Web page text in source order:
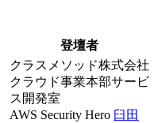
登壇者
クラスメソッド株式会社
クラウド事業本部サービ
ス開発室
AWS Security Hero 臼田